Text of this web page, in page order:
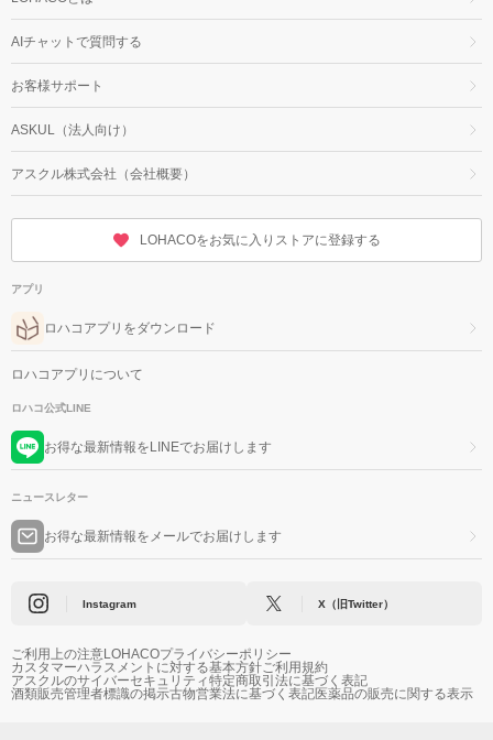
AIチャットで質問する
お客様サポート
ASKUL（法人向け）
アスクル株式会社（会社概要）
LOHACOをお気に入りストアに登録する
アプリ
ロハコアプリをダウンロード
ロハコアプリについて
ロハコ公式LINE
お得な最新情報をLINEでお届けします
ニュースレター
お得な最新情報をメールでお届けします
Instagram X（旧Twitter）
ご利用上の注意LOHACOプライバシーポリシー
カスタマーハラスメントに対する基本方針ご利用規約
アスクルのサイバーセキュリティ特定商取引法に基づく表記
酒類販売管理者標識の掲示古物営業法に基づく表記医薬品の販売に関する表示